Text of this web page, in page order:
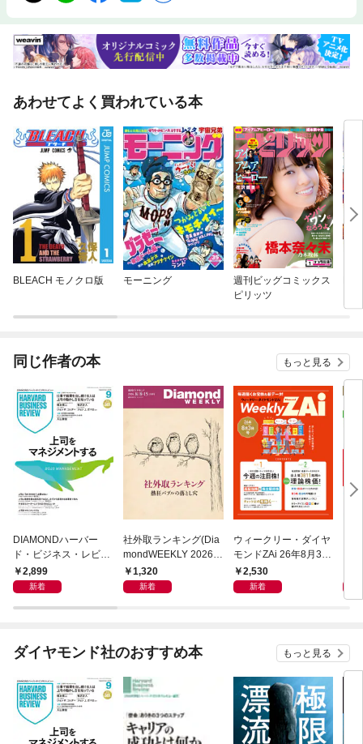
に子育て、住宅資金と幅広い 生活に密着した三つの制度(Column) (家
害保険編≫(控除＆贈与) 節税の強力な切り札 控除と非課税枠を徹底活
用(法人向け保険) 待望の全額損金タイプ続々 法人の税負担軽減で人気
沸騰≪富裕層編≫海外への資産フライトに国税のメス！ さらに狭まる富
リスク甘くない税務当局 株式評価を大きく下げる節税を否認富裕層マネ
ー流入で価格高騰 アンティークコインの魅惑≪中小・大企業編≫(事業
覆面座談会 経理担当者のお悩み解決 国際課税を知れば国税も怖くな
い！国税OBが伝授する調査対応のこつ 税務のトレンドをつかめ！ 八
幡谷幸治●税理士≪特集2≫学生が行ってみたいインターンシップ人気企業
ランキング【News】（1）Close Up 和解した東芝・WDに残る溝 “サ
ムスン対抗”提携の真相（2）Close Up 衆院選大勝とパリ協定が契機 原
発推進へ方針転換する政府（3）Inside 自民党農林族の抵抗で骨抜き 卸
売市場の抜本改革先送り（4）Inside 商船事業のリストラ終了宣言でも消
えない重工の「再々編」観測（5）Inside 10年弱かけた金融規制の完成
余波 どうなる？ みずほのあの地銀株（6）Inside 財布のひもは固いが
海外旅行が過去最高予測（7）Inside 大ヒットの薬用シワ改善化粧品 ポ
ーラが即値下げする理由(人事天命) みずほフィナンシャルグループ
あわせてよく買われている本
BLEACH モノクロ版 モーニング
週刊ビッグコミックス
ピリッツ
同じ作者の本 もっと見る
DIAMONDハーバー
ド・ビジネス・レビュ
ー 2026年9月号 特集
「上司をマネジメント
2,899
新着
社外取ランキング(Dia
mondWEEKLY 2026年
8/8・15合併号)
1,320
新着
ウィークリー・ダイヤ
モンドZAi 26年8月3日
号2,530
新着
ダイヤモンド社のおすすめ本 もっと見る